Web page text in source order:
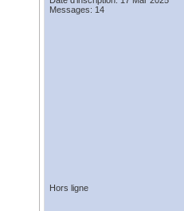
Messages: 14
Hors ligne